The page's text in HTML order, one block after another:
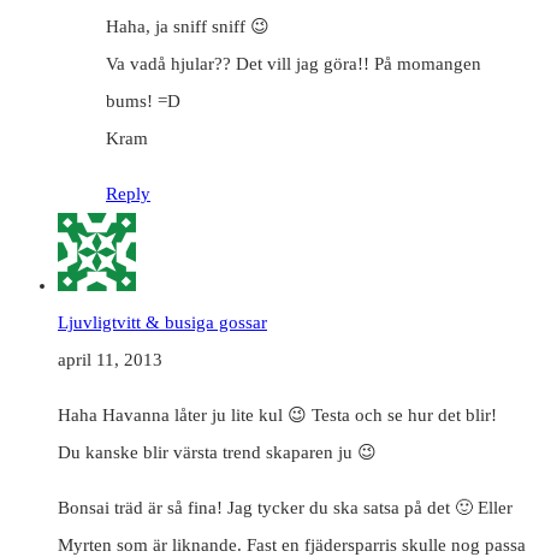
Haha, ja sniff sniff 😉
Va vadå hjular?? Det vill jag göra!! På momangen
bums! =D
Kram
Reply
Ljuvligtvitt & busiga gossar
april 11, 2013
Haha Havanna låter ju lite kul 😉 Testa och se hur det blir!
Du kanske blir värsta trend skaparen ju 😉
Bonsai träd är så fina! Jag tycker du ska satsa på det 🙂 Eller
Myrten som är liknande. Fast en fjädersparris skulle nog passa